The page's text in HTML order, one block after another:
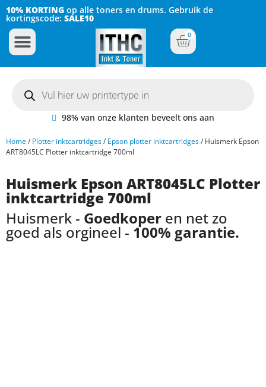
10% KORTING op alle toners en drums. Gebruik de
kortingscode: SALE10
0
98% van onze klanten beveelt ons aan
Home/ Plotter inktcartridges/ Epson plotter inktcartridges/ Huismerk Epson
ART8045LC Plotter inktcartridge 700ml
Huismerk Epson ART8045LC Plotter
inktcartridge 700ml
Huismerk - Goedkoper en net zo
goed als orgineel - 100% garantie.